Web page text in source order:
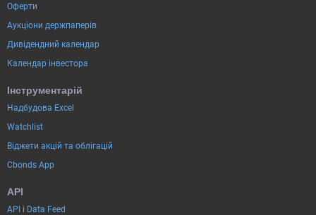
Оферти
Аукціони держпаперів
Дивідендний календар
Календар інвестора
Інструментарій
Надбудова Excel
Watchlist
Віджети акцій та облігацій
Cbonds App
API
API і Data Feed